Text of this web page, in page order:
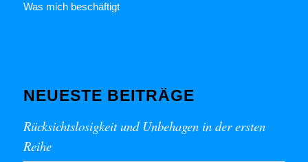
Was mich beschäftigt
NEUESTE BEITRÄGE
Rücksichtslosigkeit und Unbehagen in der ersten
Reihe